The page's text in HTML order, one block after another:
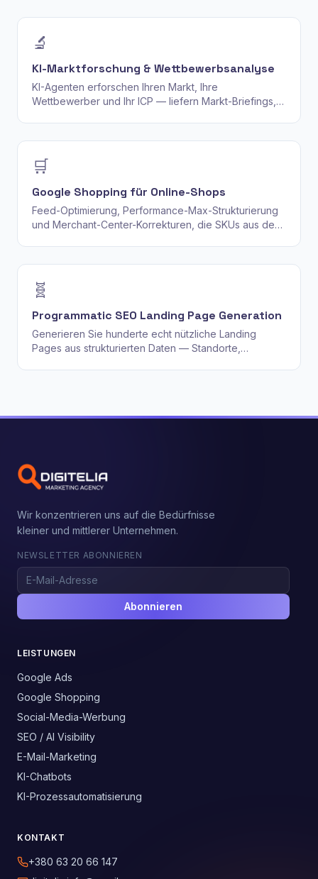
🔬
KI-Marktforschung & Wettbewerbsanalyse
KI-Agenten erforschen Ihren Markt, Ihre
Wettbewerber und Ihr ICP — liefern Markt-Briefings,
nachverfolgbar bis zur realen Quelle.
🛒
Google Shopping für Online-Shops
Feed-Optimierung, Performance-Max-Strukturierung
und Merchant-Center-Korrekturen, die SKUs aus dem
🧬
Programmatic SEO Landing Page Generation
Generieren Sie hunderte echt nützliche Landing
Pages aus strukturierten Daten — Standorte,
Wir konzentrieren uns auf die Bedürfnisse
kleiner und mittlerer Unternehmen.
NEWSLETTER ABONNIEREN
Abonnieren
LEISTUNGEN
Google Ads
Google Shopping
Social-Media-Werbung
SEO / AI Visibility
E-Mail-Marketing
KI-Chatbots
KI-Prozessautomatisierung
KONTAKT
+380 63 20 66 147